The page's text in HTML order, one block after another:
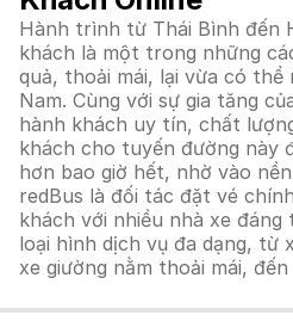
Hành trình từ Thái Bình đến
khách là một trong những
quả, thoải mái, lại vừa có thể
Nam. Cùng với sự gia tăng
hành khách uy tín, chất
khách cho tuyến đường này
hơn bao giờ hết, nhờ vào
redBus là đối tác đặt vé
khách với nhiều nhà xe đáng
loại hình dịch vụ đa dạng, từ
xe giường nằm thoải mái,